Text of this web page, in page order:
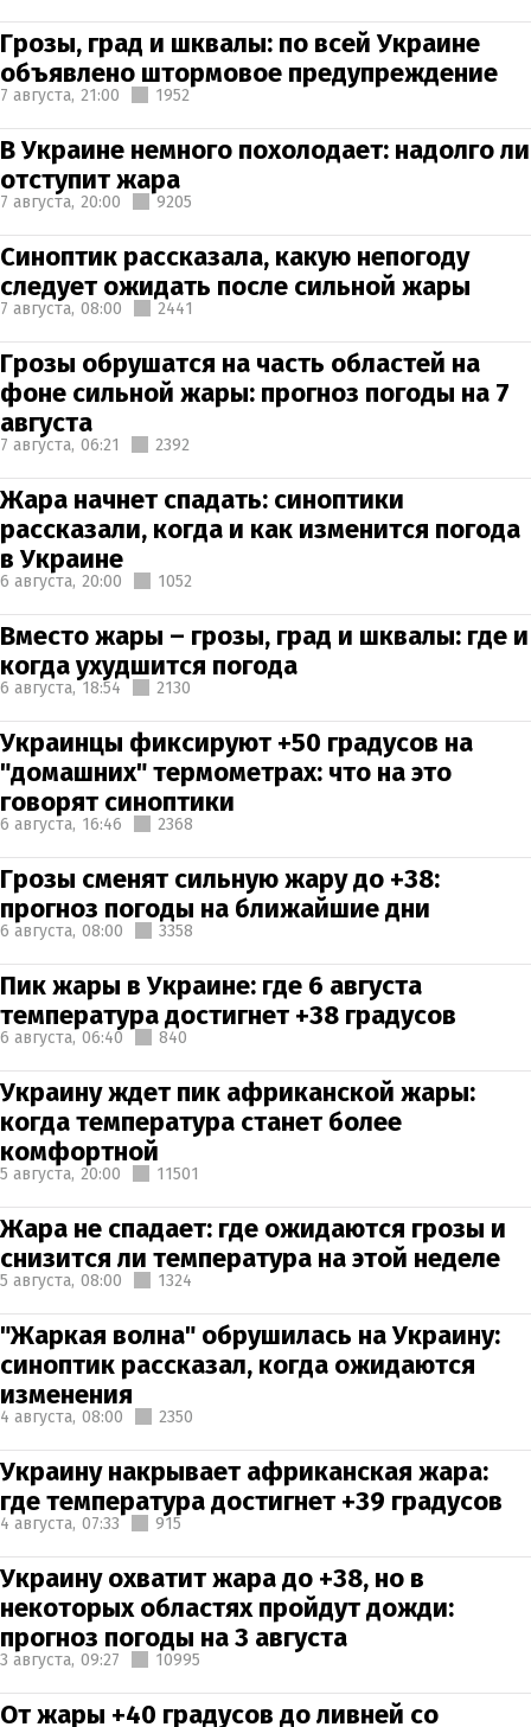
Грозы, град и шквалы: по всей Украине
объявлено штормовое предупреждение
7 августа, 21:00 1952
В Украине немного похолодает: надолго ли
отступит жара
7 августа, 20:00 9205
Синоптик рассказала, какую непогоду
следует ожидать после сильной жары
7 августа, 08:00 2441
Грозы обрушатся на часть областей на
фоне сильной жары: прогноз погоды на 7
августа
7 августа, 06:21 2392
Жара начнет спадать: синоптики
рассказали, когда и как изменится погода
в Украине
6 августа, 20:00 1052
Вместо жары – грозы, град и шквалы: где и
когда ухудшится погода
6 августа, 18:54 2130
Украинцы фиксируют +50 градусов на
"домашних" термометрах: что на это
говорят синоптики
6 августа, 16:46 2368
Грозы сменят сильную жару до +38:
прогноз погоды на ближайшие дни
6 августа, 08:00 3358
Пик жары в Украине: где 6 августа
температура достигнет +38 градусов
6 августа, 06:40 840
Украину ждет пик африканской жары:
когда температура станет более
комфортной
5 августа, 20:00 11501
Жара не спадает: где ожидаются грозы и
снизится ли температура на этой неделе
5 августа, 08:00 1324
"Жаркая волна" обрушилась на Украину:
синоптик рассказал, когда ожидаются
изменения
4 августа, 08:00 2350
Украину накрывает африканская жара:
где температура достигнет +39 градусов
4 августа, 07:33 915
Украину охватит жара до +38, но в
некоторых областях пройдут дожди:
прогноз погоды на 3 августа
3 августа, 09:27 10995
От жары +40 градусов до ливней со